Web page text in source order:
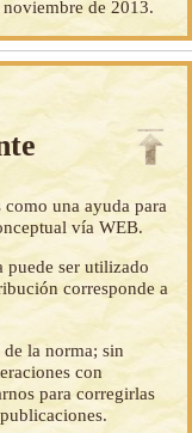
de 2013.
una ayuda para
vía WEB.
puede ser utilizado
corresponde a
la norma; sin
con
para corregirlas